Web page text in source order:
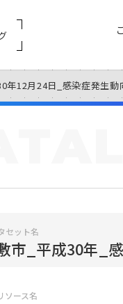
年12月24日_感染症発生動
セット名
市_平成30年_
ソース名